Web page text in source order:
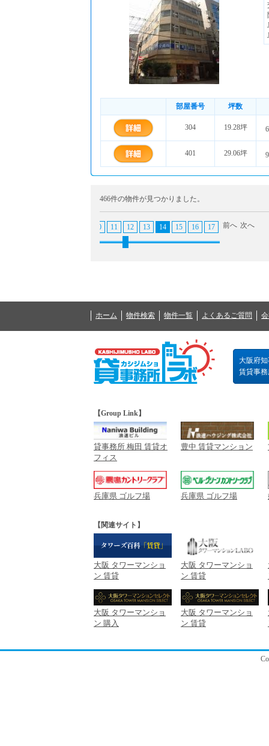
部屋番号 坪数
304 19.28坪
401 29.06坪
466件の物件が見つかりました。
10 11 12 13 14 15 16 17 18 19
前へ 次へ
ホーム 物件検索 物件一覧 よくあるご質問
大阪府
賃貸事
【Group Link】
貸事務所 梅田 賃貸オ
フィス
豊中 賃貸マンション
兵庫県 ゴルフ場 兵庫県 ゴルフ場
【関連サイト】
大阪 タワーマンショ
ン 賃貸
大阪 タワーマンショ
ン 賃貸
大阪 タワーマンショ
ン 購入
大阪 タワーマンショ
ン 賃貸